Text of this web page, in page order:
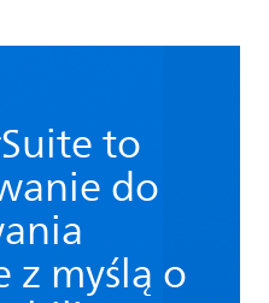
to
do
z myślą o